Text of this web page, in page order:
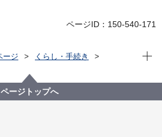
ページID：150-540-171
ージ
くらし・手続き
代表的な公園
公園（都筑区）
現在
ページトップへ